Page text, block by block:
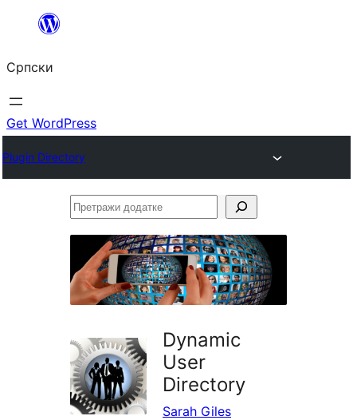
Скочи
садржај
Српски
Get WordPress
Plugin Directory
Претражи
Dynamic
User
Directory
Sarah Giles